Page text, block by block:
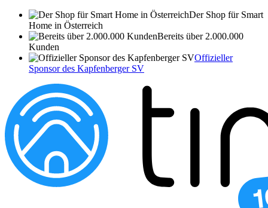
Der Shop für Smart
Home in Österreich
Bereits über 2.000.000
Kunden
Offizieller
Sponsor des Kapfenberger SV